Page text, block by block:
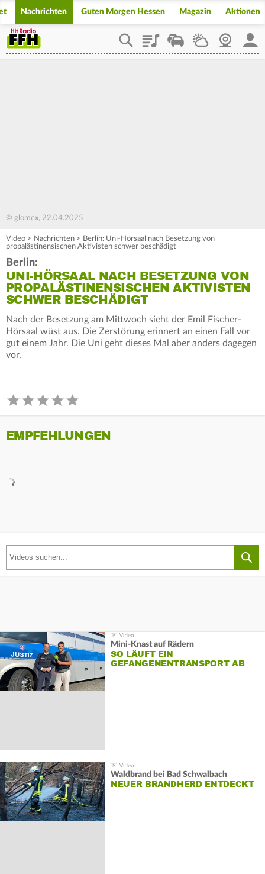
Nachrichten Guten Morgen Hessen Magazin Aktionen
PlaylistStaupilotWetterWebcam
© glomex, 22.04.2025
Video > Nachrichten > Berlin: Uni-Hörsaal nach Besetzung von
propalästinensischen Aktivisten schwer beschädigt
Berlin:
UNI-HÖRSAAL NACH BESETZUNG VON
PROPALÄSTINENSISCHEN AKTIVISTEN
SCHWER BESCHÄDIGT
Nach der Besetzung am Mittwoch sieht der Emil Fischer-
Hörsaal wüst aus. Die Zerstörung erinnert an einen Fall vor
gut einem Jahr. Die Uni geht dieses Mal aber anders dagegen
vor.
EMPFEHLUNGEN
Mini-Knast auf Rädern
SO LÄUFT EIN
GEFANGENENTRANSPORT AB
Waldbrand bei Bad Schwalbach
NEUER BRANDHERD ENTDECKT